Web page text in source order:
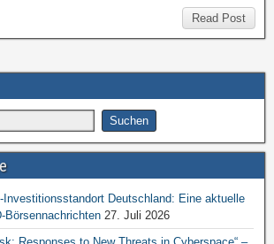
Read Post
Investitionsstandort Deutschland: Eine aktuelle
Börsennachrichten 27. Juli 2026